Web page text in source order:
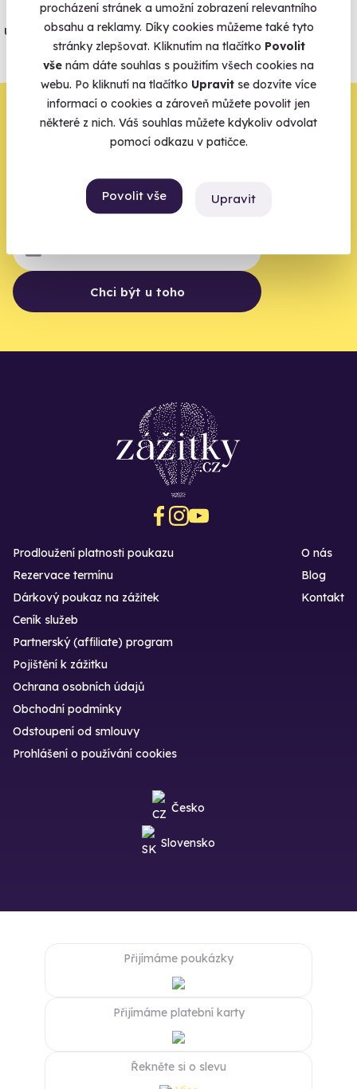
procházení stránek a umožní zobrazení relevantního
obsahu a reklamy. Díky cookies můžeme také tyto
stránky zlepšovat. Kliknutím na tlačítko Povolit
vše nám dáte souhlas s použitím všech cookies na
webu. Po kliknutí na tlačítko Upravit se dozvíte více
informací o cookies a zároveň můžete povolit jen
některé z nich. Váš souhlas můžete kdykoliv odvolat
pomocí odkazu v patičce.
Povolit vše Upravit
Jeden nikdy neví. Máme nejvyšší
úrazové pojištění z nabídky zážitkových
agentur.
Vše o pojištění
Zbývá jeden krok,
zbytek zařídíme my
Váš e-mail je vstupenka do světa, kde se žije naplno. Pojďte
Chci být u toho
Prodloužení platnosti poukazu
Rezervace termínu
Dárkový poukaz na zážitek
O nás
Blog
Kontakt
Ceník služeb
Partnerský (affiliate) program
Pojištění k zážitku
Ochrana osobních údajů
Obchodní podmínky
Odstoupení od smlouvy
Prohlášení o používání cookies
Česko
Slovensko
Přijímáme poukázky
Přijímáme platební karty
Řekněte si o slevu